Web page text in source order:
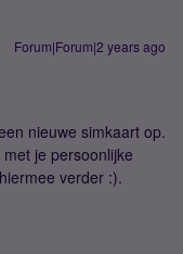
Forum|Forum|2 years ago
nieuwe simkaart op.
je persoonlijke
verder :).